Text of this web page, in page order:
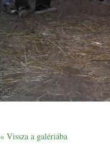
« Vissza a galériába